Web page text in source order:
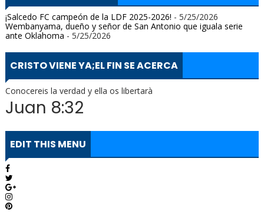
¡Salcedo FC campeón de la LDF 2025-2026! - 5/25/2026
Wembanyama, dueño y señor de San Antonio que iguala serie
ante Oklahoma - 5/25/2026
CRISTO VIENE YA;EL FIN SE ACERCA
Conocereis la verdad y ella os libertarà
Juan 8:32
EDIT THIS MENU